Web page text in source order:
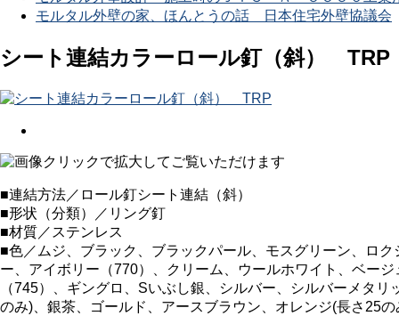
モルタル外壁の家、ほんとうの話 日本住宅外壁協議会
シート連結カラーロール釘（斜） TRP
■連結方法／ロール釘シート連結（斜）
■形状（分類）／リング釘
■材質／ステンレス
■色／ムジ、ブラック、ブラックパール、モスグリーン、ロ
ー、アイボリー（770）、クリーム、ウールホワイト、ベー
（745）、ギングロ、Sいぶし銀、シルバー、シルバーメタ
のみ)、銀茶、ゴールド、アースブラウン、オレンジ(長さ25